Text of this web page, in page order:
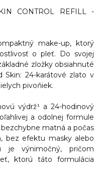
CONTROL REFILL -
make-up, ktorý
o pleť. Do svojej
zložky obsiahnuté
Skin: 24-karátové zlato v
pivoňiek.
výdrž¹ a 24-hodinový
a odolnej formule
matná a počas
bez efektu masky alebo
je výnimočný, pričom
ktorú táto formulácia